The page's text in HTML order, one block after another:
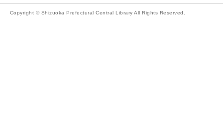
Copyright © Shizuoka Prefectural Central Library All Rights Reserved.